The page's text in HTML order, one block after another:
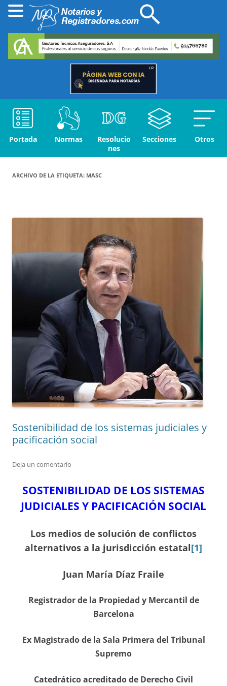
Portada Normas
Resolucio
nes
Secciones Otros
ARCHIVO DE LA ETIQUETA: MASC
Sostenibilidad de los sistemas judiciales y
pacificación social
Deja un comentario
SOSTENIBILIDAD DE LOS SISTEMAS
JUDICIALES Y PACIFICACIÓN SOCIAL
Los medios de solución de conflictos
alternativos a la jurisdicción estatal[1]
Juan María Díaz Fraile
Registrador de la Propiedad y Mercantil de
Barcelona
Ex Magistrado de la Sala Primera del Tribunal
Supremo
Catedrático acreditado de Derecho Civil